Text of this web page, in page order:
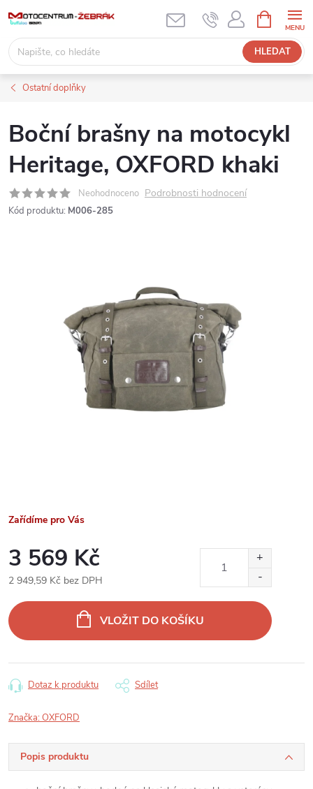
obsah
HLEDAT
NÁKUPNÍ
KOŠÍK
Ostatní doplňky
Boční brašny na motocykl
Heritage, OXFORD khaki
Neohodnoceno Podrobnosti hodnocení
Kód produktu: M006-285
Zařídíme pro Vás
3 569 Kč
2 949,59 Kč bez DPH
cena:
VLOŽIT DO KOŠÍKU
Dotaz k produktu Sdílet
Značka:OXFORD
Popis produktu